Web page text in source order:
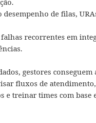
desempenho de filas,
recorrentes em
gestores
fluxos de
e treinar times com base